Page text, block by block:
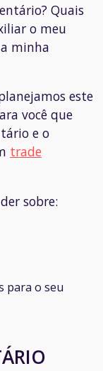
Quais
o meu
minha
este
você que
e o
trade
sobre:
para o seu